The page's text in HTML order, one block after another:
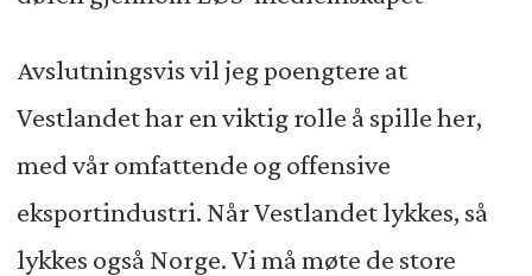
Avslutningsvis vil jeg poengtere at
Vestlandet har en viktig rolle å spille her,
med vår omfattende og offensive
eksportindustri. Når Vestlandet lykkes, så
lykkes også Norge. Vi må møte de store